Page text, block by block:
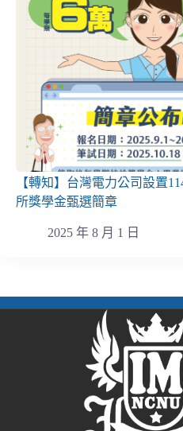
【轉知】台灣電力公司設置
所獎學金甄選簡章
2025 年 8 月 1 日